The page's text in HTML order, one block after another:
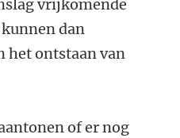
vrijkomende
dan
het ontstaan van
of er nog